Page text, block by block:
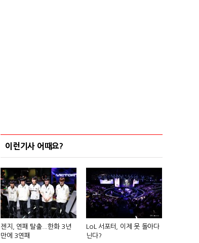
이런기사 어때요?
젠지, 연패 탈출...한화 3년
만에 3연패
LoL 서포터, 이제 못 돌아다
닌다?